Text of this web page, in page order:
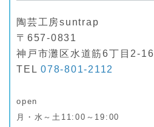
陶芸工房suntrap
〒657-0831
神戸市灘区水道筋6丁目2-16
TEL078-801-2112
open
月・水～土11:00～19:00